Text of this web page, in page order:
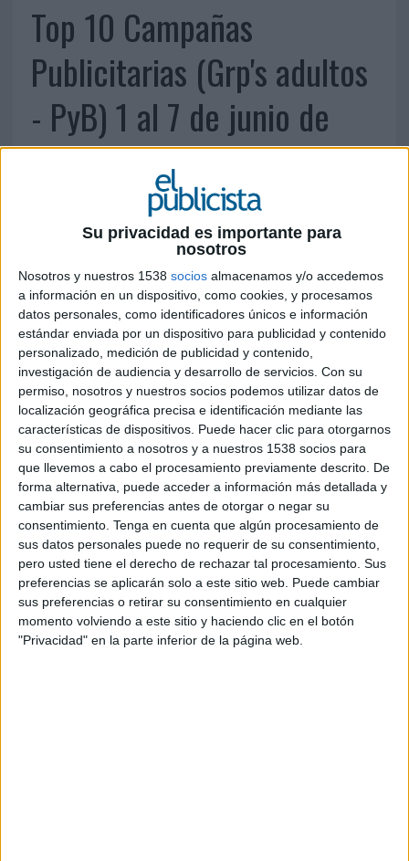
Su privacidad es importante para
nosotros
Nosotros y nuestros 1538 socios almacenamos y/o accedemos
a información en un dispositivo, como cookies, y procesamos
datos personales, como identificadores únicos e información
estándar enviada por un dispositivo para publicidad y contenido
personalizado, medición de publicidad y contenido,
investigación de audiencia y desarrollo de servicios. Con su
permiso, nosotros y nuestros socios podemos utilizar datos de
localización geográfica precisa e identificación mediante las
características de dispositivos. Puede hacer clic para otorgarnos
su consentimiento a nosotros y a nuestros 1538 socios para
que llevemos a cabo el procesamiento previamente descrito. De
forma alternativa, puede acceder a información más detallada y
cambiar sus preferencias antes de otorgar o negar su
consentimiento. Tenga en cuenta que algún procesamiento de
sus datos personales puede no requerir de su consentimiento,
pero usted tiene el derecho de rechazar tal procesamiento. Sus
preferencias se aplicarán solo a este sitio web. Puede cambiar
sus preferencias o retirar su consentimiento en cualquier
momento volviendo a este sitio y haciendo clic en el botón
"Privacidad" en la parte inferior de la página web.
Top 10 Campañas
Publicitarias (Grp's adultos
- PyB) 1 al 7 de junio de
2009
Fuente: Orange Media
TWEET
SHARE